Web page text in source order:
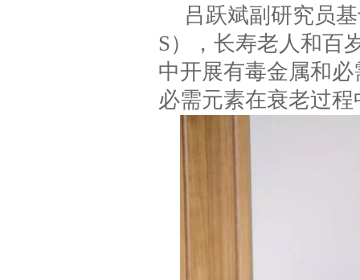
吕跃斌副研究员
S），长寿老人和百
中开展有毒金属和
必需元素在衰老过